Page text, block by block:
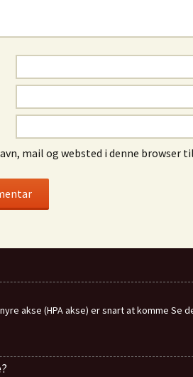
mail og websted i denne browser
akse (HPA akse) er snart at komme